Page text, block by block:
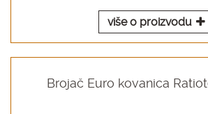
više o proizvodu
Brojač Euro kovanica